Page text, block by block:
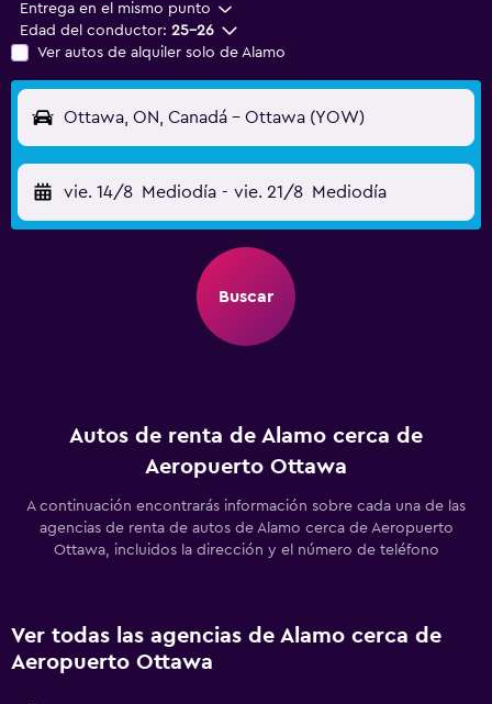
Entrega en el mismo punto
Edad del conductor: 25-26
Ver autos de alquiler solo de Alamo
Ottawa, ON, Canadá - Ottawa (YOW)
vie. 14/8 Mediodía - vie. 21/8 Mediodía
Buscar
Autos de renta de Alamo cerca de
Aeropuerto Ottawa
A continuación encontrarás información sobre cada una de las
agencias de renta de autos de Alamo cerca de Aeropuerto
Ottawa, incluidos la dirección y el número de teléfono
Ver todas las agencias de Alamo cerca de
Aeropuerto Ottawa